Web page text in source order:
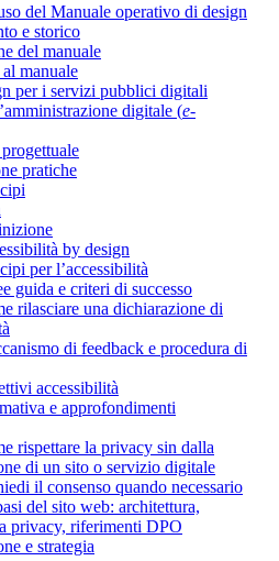
del Manuale operativo di design
e storico
del manuale
manuale
per i servizi pubblici digitali
digitale (e-
pratiche
by design
per l’accessibilità
guida e criteri di successo
rilasciare una dichiarazione di
di feedback e procedura di
accessibilità
e approfondimenti
rispettare la privacy sin dalla
di un sito o servizio digitale
il consenso quando necessario
del sito web: architettura,
privacy, riferimenti DPO
e strategia